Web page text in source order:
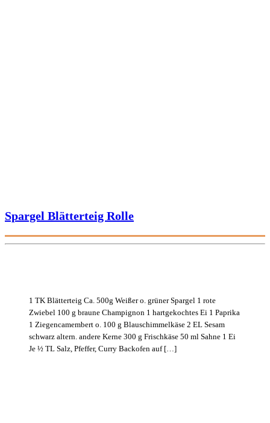
1 TK Blätterteig Ca. 500g Weißer o. grüner Spargel 1 rote
Zwiebel 100 g braune Champignon 1 hartgekochtes Ei 1 Paprika
1 Ziegencamembert o. 100 g Blauschimmelkäse 2 EL Sesam
schwarz altern. andere Kerne 300 g Frischkäse 50 ml Sahne 1 Ei
Je ½ TL Salz, Pfeffer, Curry Backofen auf […]
Spargel Blätterteig Rolle